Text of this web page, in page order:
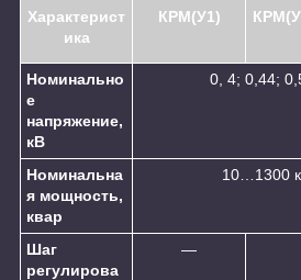
Характерист
ика
КРМ(У1)
Номинально
е
напряжение,
кВ
0, 4; 0,44;
Номинальна
я мощность,
квар
10…1300
Шаг
регулирова
—